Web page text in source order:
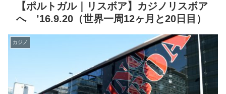
【ポルトガル｜リスボア】カジノリスボア
へ ’16.9.20（世界一周12ヶ月と20日目）
カジノ